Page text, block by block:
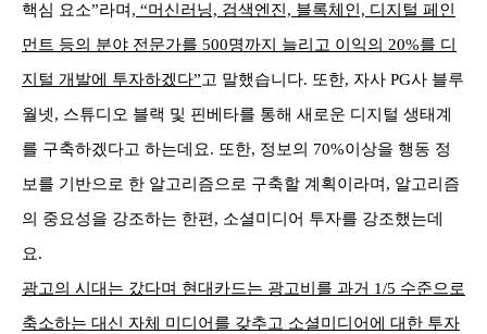
핵심 요소”라며, “머신러닝, 검색엔진, 블록체인, 디지털 페인
먼트 등의 분야 전문가를 500명까지 늘리고 이익의 20%를 디
지털 개발에 투자하겠다”고 말했습니다. 또한, 자사 PG사 블루
월넷, 스튜디오 블랙 및 핀베타를 통해 새로운 디지털 생태계
를 구축하겠다고 하는데요. 또한, 정보의 70%이상을 행동 정
보를 기반으로 한 알고리즘으로 구축할 계획이라며, 알고리즘
의 중요성을 강조하는 한편, 소셜미디어 투자를 강조했는데
요.
광고의 시대는 갔다며 현대카드는 광고비를 과거 1/5 수준으로
축소하는 대신 자체 미디어를 갖추고 소셜미디어에 대한 투자